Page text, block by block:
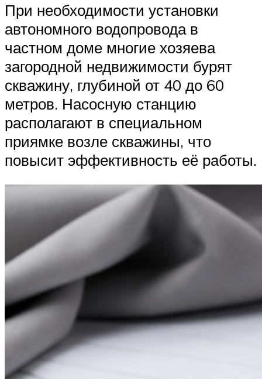
При необходимости установки
автономного водопровода в
частном доме многие хозяева
загородной недвижимости бурят
скважину, глубиной от 40 до 60
метров. Насосную станцию
располагают в специальном
приямке возле скважины, что
повысит эффективность её работы.